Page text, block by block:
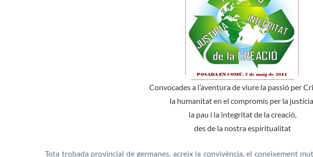
Convocades a l’aventura de viure la passió per
la humanitat en el compromís per la justícia,
la pau i la integritat de la creació,
des de la nostra espiritualitat
Tota trobada provincial de germanes, acreix la convivència, el coneixement